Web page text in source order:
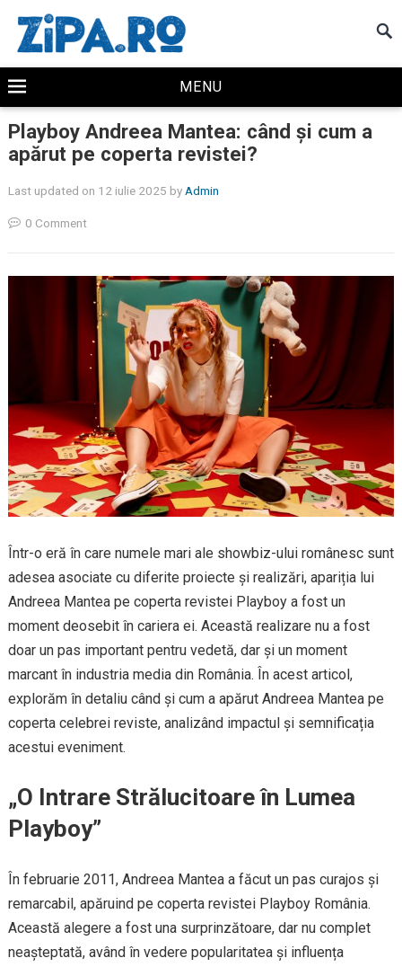
MENU
Playboy Andreea Mantea: când și cum a
apărut pe coperta revistei?
Last updated on 12 iulie 2025 by Admin
0 Comment
Într-o eră în care numele mari ale showbiz-ului românesc sunt
adesea asociate cu diferite proiecte și realizări, apariția lui
Andreea Mantea pe coperta revistei Playboy a fost un
moment deosebit în cariera ei. Această realizare nu a fost
doar un pas important pentru vedetă, dar și un moment
marcant în industria media din România. În acest articol,
explorăm în detaliu când și cum a apărut Andreea Mantea pe
coperta celebrei reviste, analizând impactul și semnificația
acestui eveniment.
„O Intrare Strălucitoare în Lumea
Playboy”
În februarie 2011, Andreea Mantea a făcut un pas curajos și
remarcabil, apăruind pe coperta revistei Playboy România.
Această alegere a fost una surprinzătoare, dar nu complet
neașteptată, având în vedere popularitatea și influența